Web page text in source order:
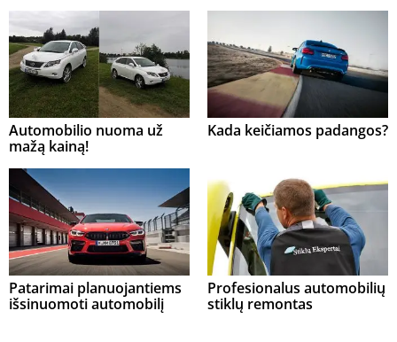
Automobilio nuoma už
mažą kainą!
Kada keičiamos padangos?
Patarimai planuojantiems
išsinuomoti automobilį
Profesionalus automobilių
stiklų remontas